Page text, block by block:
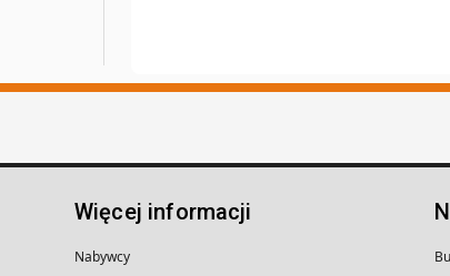
Więcej informacji
Nabywcy